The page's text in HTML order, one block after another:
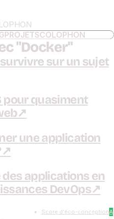
PROJETSCOLOPHON
"Docker"
sur un sujet
pour quasiment
une application
applications en
DevOps
Score d'éco-conceptionA